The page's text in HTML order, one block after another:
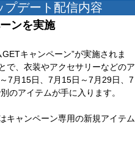
プデート配信内容
ンを実施
キャンペーン”が実施されま
で、衣装やアクセサリーなどのア
7月15日、7月15日～7月29日、7
のアイテムが手に入ります。
キャンペーン専用の新規アイテム